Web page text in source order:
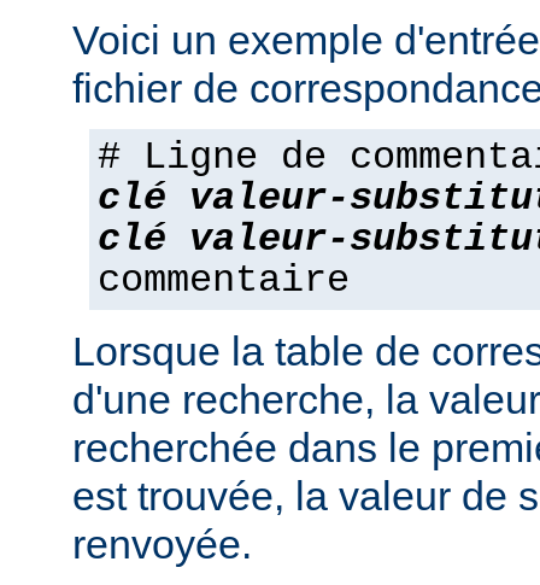
Voici un exemple
fichier de
# Ligne de
clé
valeur-
clé
valeur-
commentaire
Lorsque la table de
d'une recherche, la
recherchée dans le
est trouvée, la valeur de
renvoyée.